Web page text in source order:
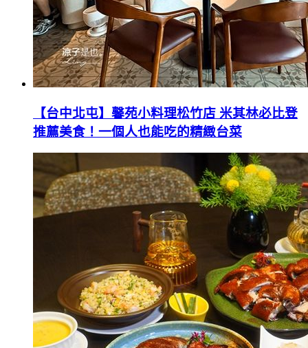
【台中北屯】馨苑小料理松竹店 米其林必比登
推薦美食！一個人也能吃的精緻台菜